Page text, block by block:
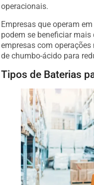
operacionais.
Empresas que operam
podem se beneficiar
empresas com operações
de chumbo-ácido para
Tipos de Baterias